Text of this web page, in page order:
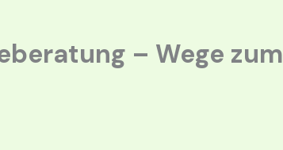
– Wege zum